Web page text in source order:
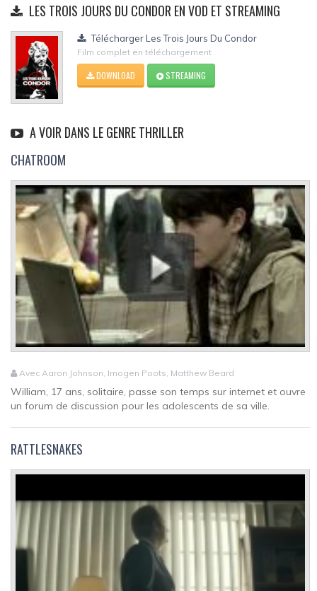
LES TROIS JOURS DU CONDOR EN VOD ET STREAMING
Télécharger Les Trois Jours Du Condor
Film complet en téléchargement
DOWNLOAD STREAMING
A VOIR DANS LE GENRE THRILLER
CHATROOM
Avec Aaron Johnson, Imogen Poots, Matthew Beard
William, 17 ans, solitaire, passe son temps sur internet et ouvre
un forum de discussion pour les adolescents de sa ville.
RATTLESNAKES